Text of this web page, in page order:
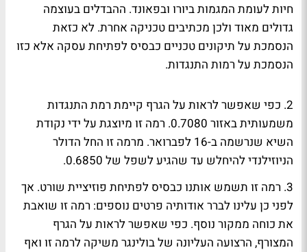
חיות לעומת המגמות ביורו ובפאונד. ההבדלים בעוצמה
גדולים מאוד ולכן מכתיבים טכניקה אחרת. לא כזאת
הנסמכת על תיקונים טכניים כבסיס לפתיחת עסקה אלא כזו
הנסמכת על רמות התנגדות.
2. כפי שאפשר לראות על הגרף קיימת רמת התנגדות
משמעותית באזור 0.7080. רמה זו מיוצגת על ידי נקודת
השיא שנרשמה ב-16 לפברואר. מרמה זו החל הדולר
הניוזילנדי להיחלש עד שהגיע לשפל של 0.6850.
3. רמה זו תשמש אותנו כבסיס לפתיחת פוזיציית שורט. אך
לפני כן עלינו לברר אודותיה פרטים נוספים: רמה זו שואבת
את כוחה ממקור נוסף. כפי שאפשר לראות על הגרף
המצורף, הרצועה העליונה של בולינגר משיקה לרמה זו ואף